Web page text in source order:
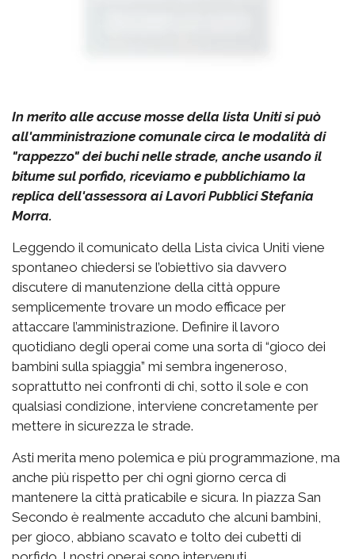
In merito alle accuse mosse della lista Uniti si può
all'amministrazione comunale circa le modalità di
"rappezzo" dei buchi nelle strade, anche usando il
bitume sul porfido, riceviamo e pubblichiamo la
replica dell'assessora ai Lavori Pubblici Stefania
Morra.
Leggendo il comunicato della Lista civica Uniti viene
spontaneo chiedersi se l’obiettivo sia davvero
discutere di manutenzione della città oppure
semplicemente trovare un modo efficace per
attaccare l’amministrazione. Definire il lavoro
quotidiano degli operai come una sorta di “gioco dei
bambini sulla spiaggia” mi sembra ingeneroso,
soprattutto nei confronti di chi, sotto il sole e con
qualsiasi condizione, interviene concretamente per
mettere in sicurezza le strade.
Asti merita meno polemica e più programmazione, ma
anche più rispetto per chi ogni giorno cerca di
mantenere la città praticabile e sicura. In piazza San
Secondo è realmente accaduto che alcuni bambini,
per gioco, abbiano scavato e tolto dei cubetti di